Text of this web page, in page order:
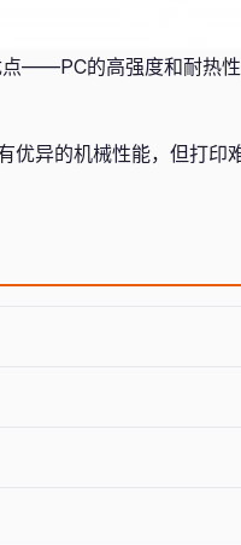
——PC的高强度和耐热
优异的机械性能，但打印